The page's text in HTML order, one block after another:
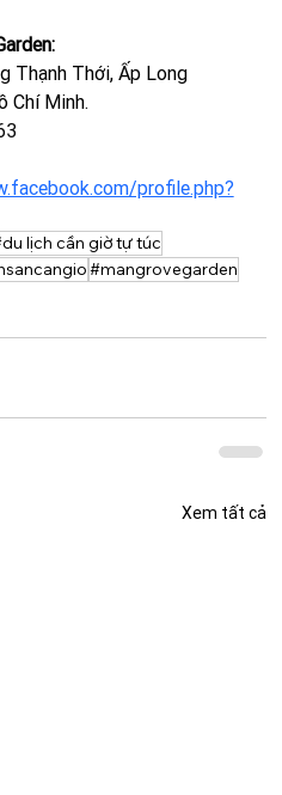
Thạnh Thới, Ấp Long
Chí Minh.
profile.php?
lịch cần giờ tự túc
#mangrovegarden
Xem tất cả